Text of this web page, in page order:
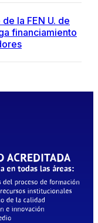
la FEN U. de
financiamiento